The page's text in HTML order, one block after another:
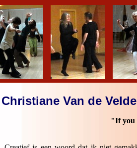
Christiane Van de Velde